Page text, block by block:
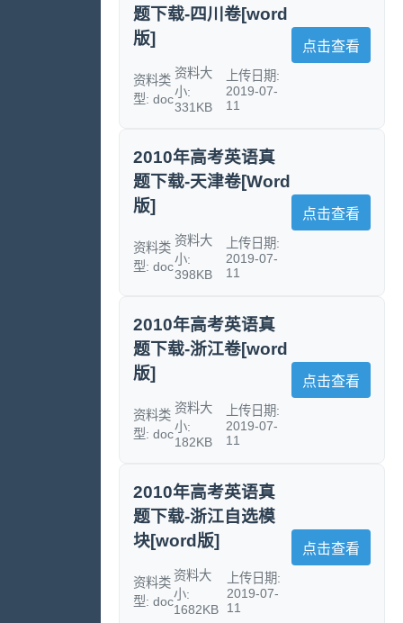
题下载-四川卷[word
版]
资料类
型: doc
资料大
小:
331KB
上传日期:
2019-07-
11
点击查看
2010年高考英语真
题下载-天津卷[Word
版]
资料类
型: doc
资料大
小:
398KB
上传日期:
2019-07-
11
点击查看
2010年高考英语真
题下载-浙江卷[word
版]
资料类
型: doc
资料大
小:
182KB
上传日期:
2019-07-
11
点击查看
2010年高考英语真
题下载-浙江自选模
块[word版]
资料类
型: doc
资料大
小:
1682KB
上传日期:
2019-07-
11
点击查看